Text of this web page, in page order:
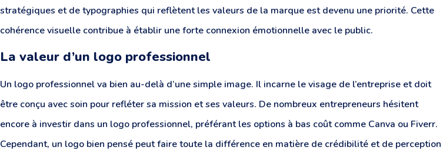
stratégiques et de typographies qui reflètent les valeurs de la marque est devenu une priorité. Cette
cohérence visuelle contribue à établir une forte connexion émotionnelle avec le public.
La valeur d’un logo professionnel
Un logo professionnel va bien au-delà d’une simple image. Il incarne le visage de l’entreprise et doit
être conçu avec soin pour refléter sa mission et ses valeurs. De nombreux entrepreneurs hésitent
encore à investir dans un logo professionnel, préférant les options à bas coût comme Canva ou Fiverr.
Cependant, un logo bien pensé peut faire toute la différence en matière de crédibilité et de perception